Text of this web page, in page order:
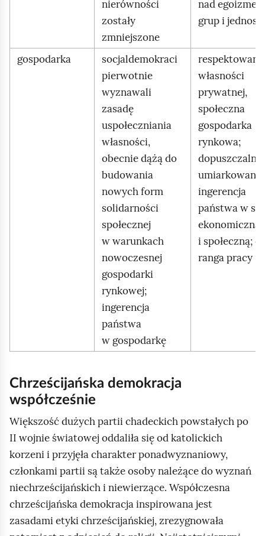
nierówności
zostały
zmniejszone
nad egoizmem
grup i
gospodarka
socjaldemokraci
pierwotnie
wyznawali
zasadę
uspołeczniania
własności,
obecnie dążą do
budowania
nowych form
solidarności
społecznej
w warunkach
nowoczesnej
gospodarki
rynkowej;
ingerencja
państwa
w gospodarkę
własności
prywatnej,
społeczna
gospodarka
rynkowa;
dopuszczalna
umiarkowana
ingerencja
państwa w
ekonomiczną
i społeczną;
ranga pracy
Chrześcijańska demokracja
współcześnie
Większość dużych partii chadeckich powstałych po
II wojnie światowej oddaliła się od katolickich
korzeni i przyjęła charakter ponadwyznaniowy,
członkami partii są także osoby należące do wyznań
niechrześcijańskich i niewierzące. Współczesna
chrześcijańska demokracja inspirowana jest
zasadami etyki chrześcijańskiej, zrezygnowała